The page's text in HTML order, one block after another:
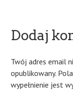
Dodaj
Twój adres email
opublikowany.
wypełnienie jest